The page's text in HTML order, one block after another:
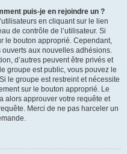
puis-je en rejoindre un ?
en cliquant sur le lien
de contrôle de l’utilisateur. Si
le bouton approprié. Cependant,
ouverts aux nouvelles adhésions.
d’autres peuvent être privés et
groupe est public, vous pouvez le
le groupe est restreint et nécessite
sur le bouton approprié. Le
alors approuver votre requête et
Merci de ne pas harceler un